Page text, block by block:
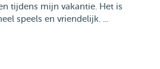
tijdens mijn vakantie. Het is
speels en vriendelijk. ...